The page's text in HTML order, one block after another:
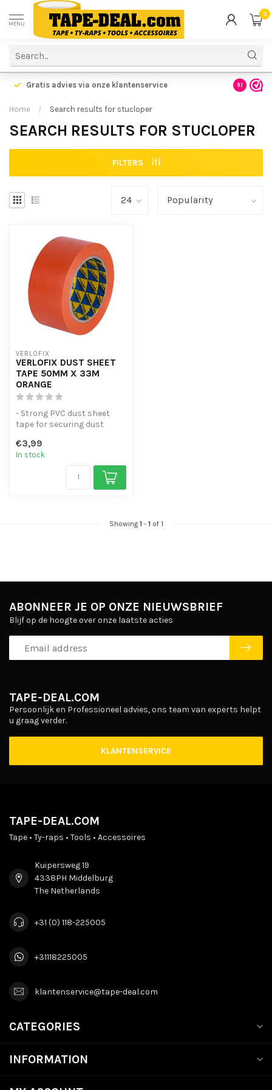
MENU
0
Gratis advies via onze klantenservice 9.1
Home / Search results for stucloper
SEARCH RESULTS FOR STUCLOPER
FILTERS
VERLOFIX
VERLOFIX DUST SHEET
TAPE 50MM X 33M
ORANGE
- Strong PVC dust sheet
tape for securing dust
good...
€3,99
In stock
Showing 1- 1of 1
TAPE-DEAL.COM
Persoonlijk en Professioneel advies, ons team van experts helpt
u graag verder.
KLANTENSERVICE
ABONNEER JE OP ONZE NIEUWSBRIEF
Blijf op de hoogte over onze laatste acties
TAPE-DEAL.COM
Tape • Ty-raps • Tools • Accessoires
Kuipersweg 19
4338PH Middelburg
The Netherlands
+31 (0) 118-225005
+31118225005
klantenservice@tape-deal.com
CATEGORIES
INFORMATION